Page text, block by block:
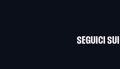
SEGUICI